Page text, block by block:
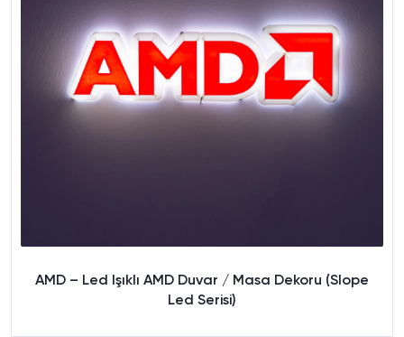
AMD – Led Işıklı AMD Duvar / Masa Dekoru (Slope
Led Serisi)